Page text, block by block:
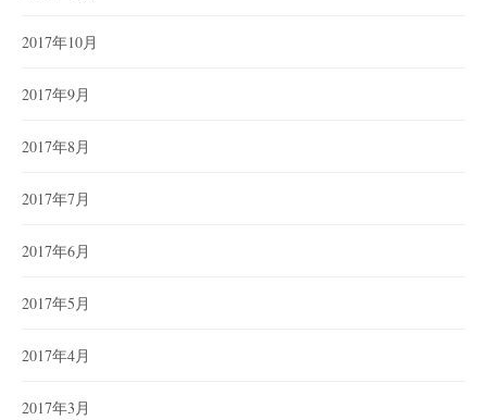
2017年10月
2017年9月
2017年8月
2017年7月
2017年6月
2017年5月
2017年4月
2017年3月